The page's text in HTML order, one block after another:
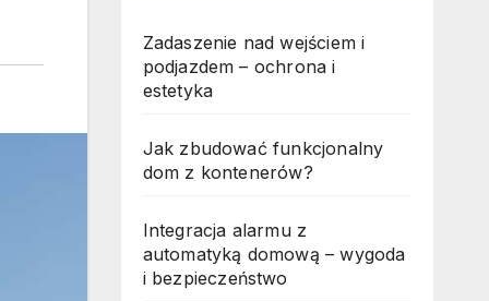
Zadaszenie nad wejściem i
podjazdem – ochrona i
estetyka
Jak zbudować funkcjonalny
dom z kontenerów?
Integracja alarmu z
automatyką domową – wygoda
i bezpieczeństwo